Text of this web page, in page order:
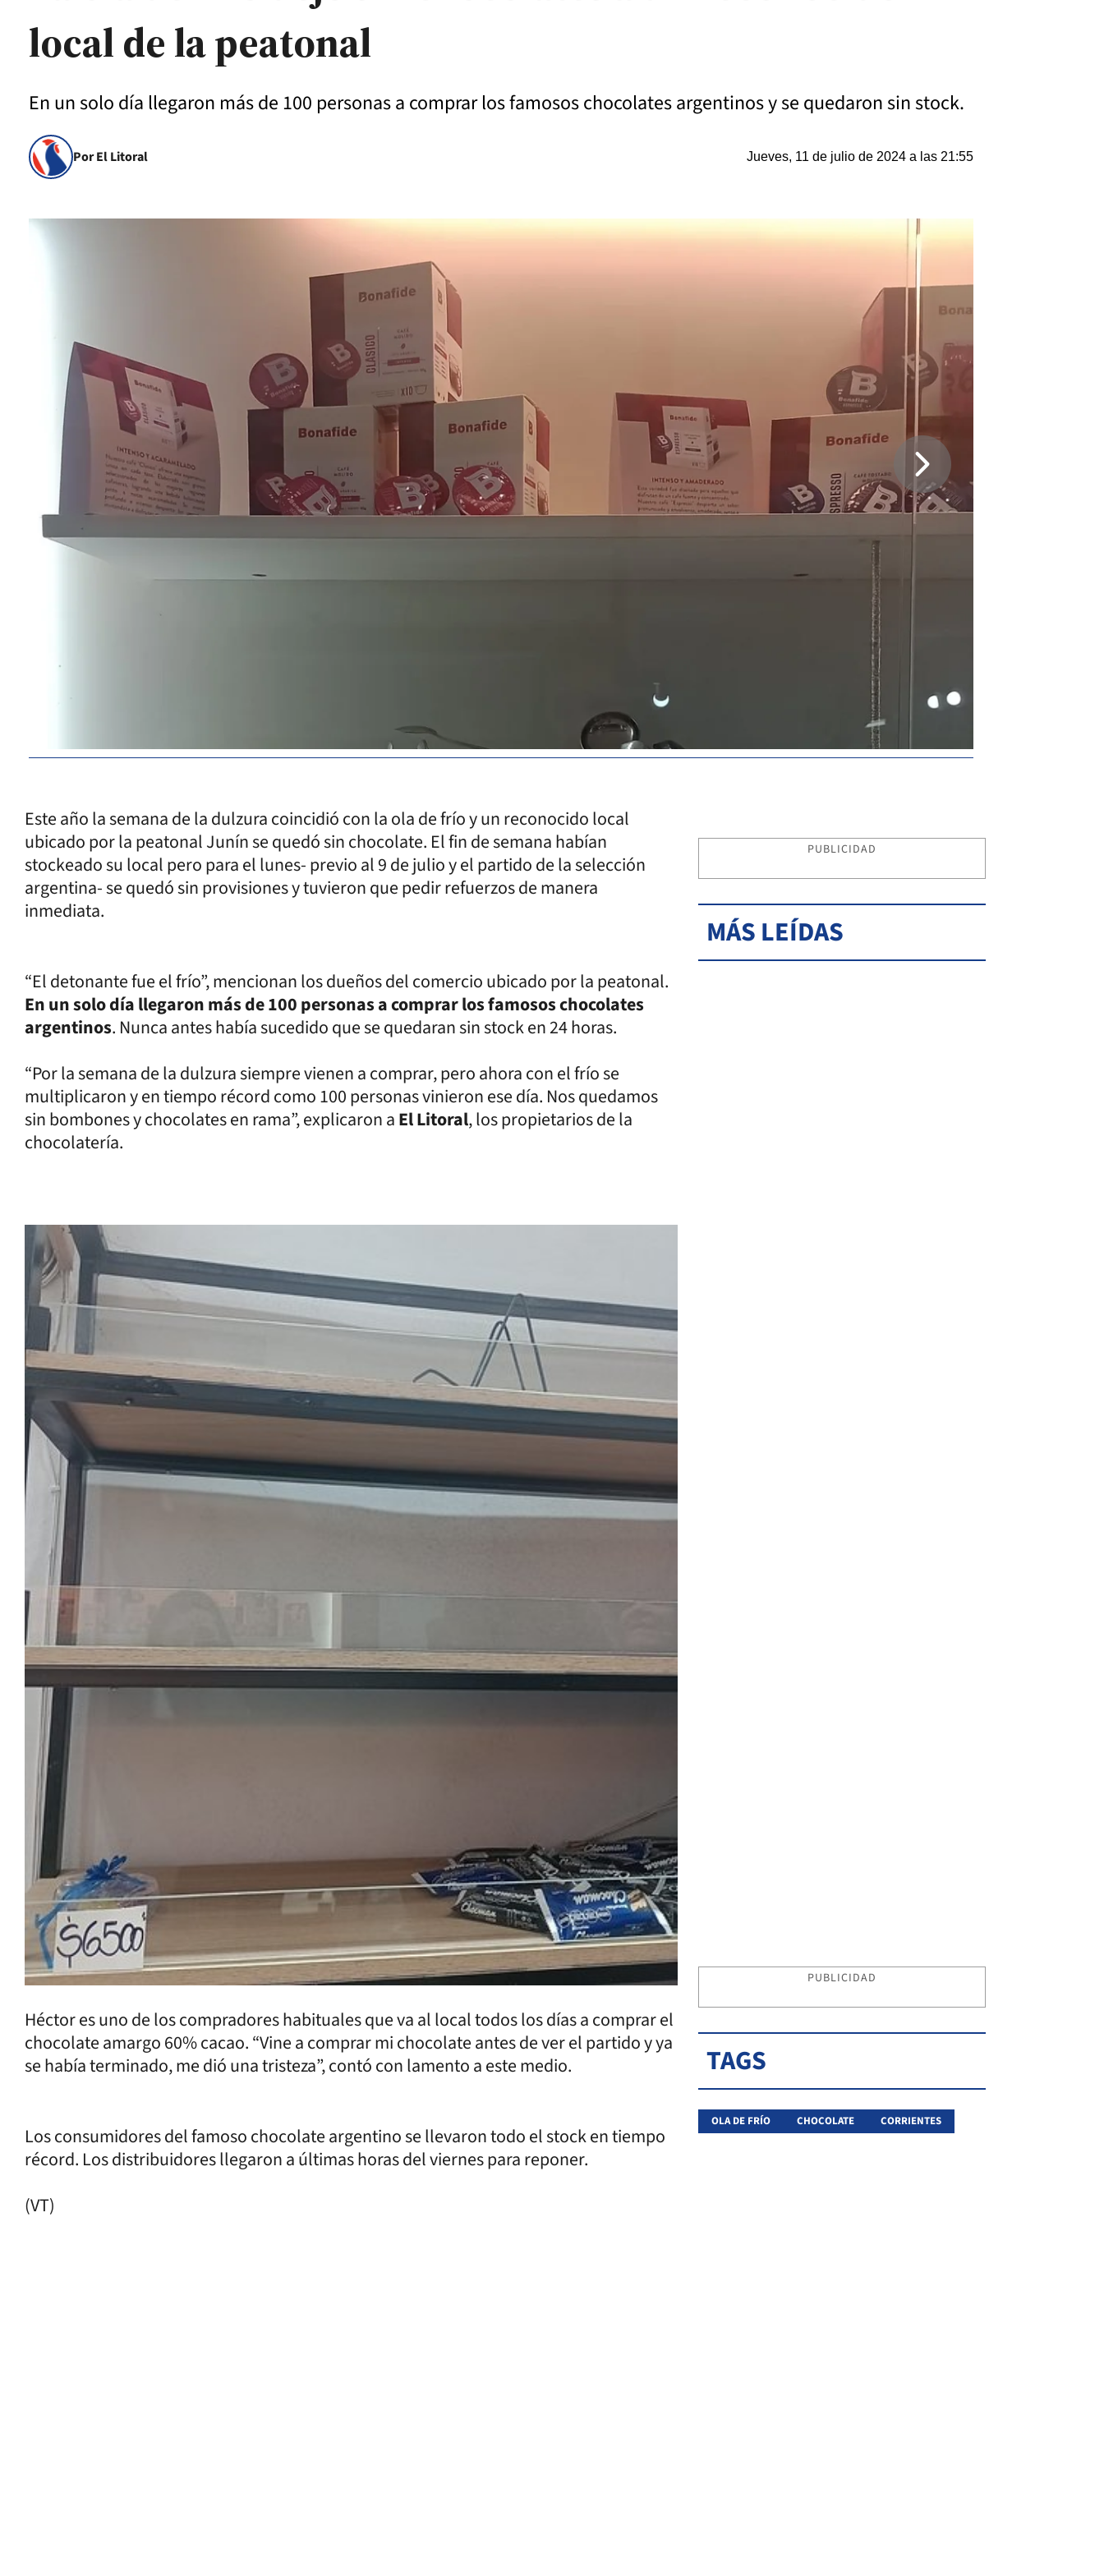
local de la peatonal
En un solo día llegaron más de 100 personas a comprar los famosos chocolates argentinos y se quedaron sin stock.
Por El Litoral Jueves, 11 de julio de 2024 a las 21:55
Este año la semana de la dulzura coincidió con la ola de frío y un reconocido local
ubicado por la peatonal Junín se quedó sin chocolate. El fin de semana habían
stockeado su local pero para el lunes- previo al 9 de julio y el partido de la selección
argentina- se quedó sin provisiones y tuvieron que pedir refuerzos de manera
inmediata.
“El detonante fue el frío”, mencionan los dueños del comercio ubicado por la peatonal.
En un solo día llegaron más de 100 personas a comprar los famosos chocolates
argentinos. Nunca antes había sucedido que se quedaran sin stock en 24 horas.
“Por la semana de la dulzura siempre vienen a comprar, pero ahora con el frío se
multiplicaron y en tiempo récord como 100 personas vinieron ese día. Nos quedamos
sin bombones y chocolates en rama”, explicaron aEl Litoral, los propietarios de la
chocolatería.
Héctor es uno de los compradores habituales que va al local todos los días a comprar el
chocolate amargo 60% cacao. “Vine a comprar mi chocolate antes de ver el partido y ya
se había terminado, me dió una tristeza”, contó con lamento a este medio.
Los consumidores del famoso chocolate argentino se llevaron todo el stock en tiempo
récord. Los distribuidores llegaron a últimas horas del viernes para reponer.
(VT)
PUBLICIDAD
MÁS LEÍDAS
PUBLICIDAD
TAGS
OLA DE FRÍO CHOCOLATE CORRIENTES